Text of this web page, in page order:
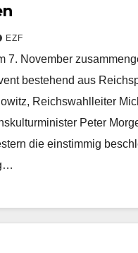
EZF
7. November
bestehend aus
Reichswahlleiter
Peter
die einstimmig